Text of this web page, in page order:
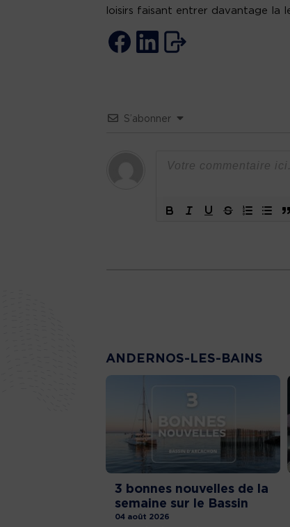
loisirs faisant entrer davantage la
S’abonner
ANDERNOS-LES-BAINS
3 bonnes nouvelles de la
semaine sur le Bassin
04 août 2026